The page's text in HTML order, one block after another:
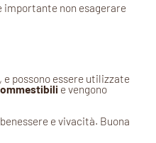
importante non esagerare
possono essere utilizzate
e vengono
e vivacità. Buona